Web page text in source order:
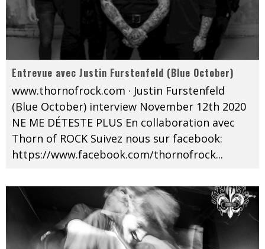
Entrevue avec Justin Furstenfeld (Blue October)
www.thornofrock.com · Justin Furstenfeld
(Blue October) interview November 12th 2020
NE ME DÉTESTE PLUS En collaboration avec
Thorn of ROCK Suivez nous sur facebook:
https://www.facebook.com/thornofrock...